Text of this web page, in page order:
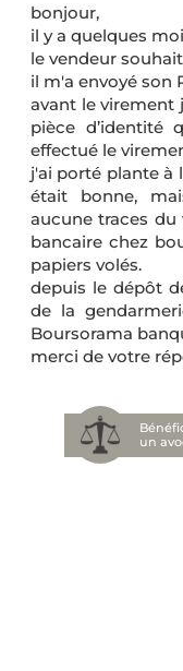
bonjour,
il y a quelques
le vendeur
il m'a envoyé son
avant le virement
pièce d’identité
effectué le
j'ai porté plante à
était bonne,
aucune traces
bancaire chez
papiers volés.
depuis le dépôt
de la
Boursorama
merci de votre
un